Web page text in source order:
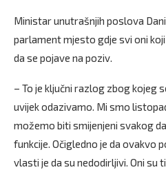
Ministar unutrašnjih poslova
parlament mjesto gdje svi oni
da se pojave na poziv.
– To je ključni razlog zbog kojeg
uvijek odazivamo. Mi smo
možemo biti smijenjeni svakog
funkcije. Očigledno je da ovakvo
vlasti je da su nedodirljivi. Oni su